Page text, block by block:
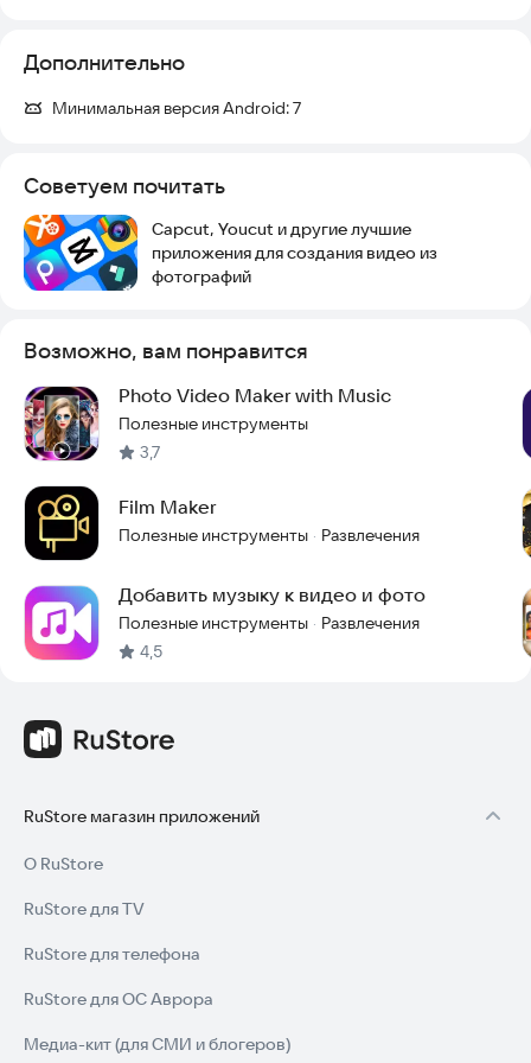
Дополнительно
Минимальная версия Android:7
Советуем почитать
Capcut, Youcut и другие лучшие
приложения для создания видео из
фотографий
Возможно, вам понравится
Photo Video Maker with Music
Полезные инструменты
3,7
Film Maker
Полезные инструменты · Развлечения
Добавить музыку к видео и фото
Полезные инструменты · Развлечения
4,5
RuStore магазин приложений
О RuStore
RuStore для TV
RuStore для телефона
RuStore для ОС Аврора
Медиа-кит (для СМИ и блогеров)